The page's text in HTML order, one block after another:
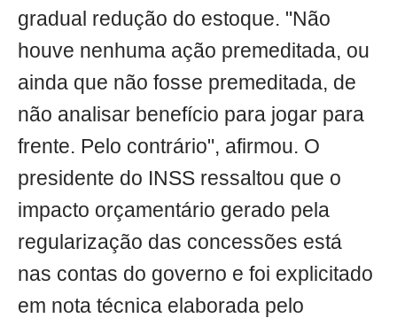
gradual redução do estoque. "Não
houve nenhuma ação premeditada, ou
ainda que não fosse premeditada, de
não analisar benefício para jogar para
frente. Pelo contrário", afirmou. O
presidente do INSS ressaltou que o
impacto orçamentário gerado pela
regularização das concessões está
nas contas do governo e foi explicitado
em nota técnica elaborada pelo